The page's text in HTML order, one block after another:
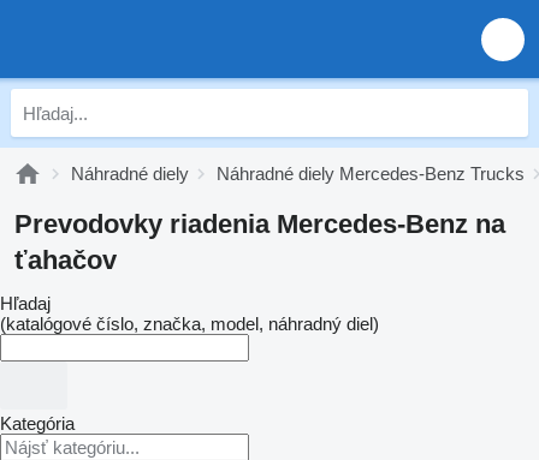
Náhradné diely Náhradné diely Mercedes-Benz Trucks
Prevodovky riadenia Mercedes-Benz na
ťahačov
Hľadaj
(katalógové číslo, značka, model, náhradný diel)
Kategória